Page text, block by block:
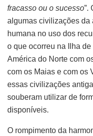
fracasso ou o sucesso”.
algumas civilizações da
humana no uso dos
o que ocorreu na Ilha
América do Norte com
com os Maias e com os
essas civilizações
souberam utilizar de
disponíveis.
O rompimento da